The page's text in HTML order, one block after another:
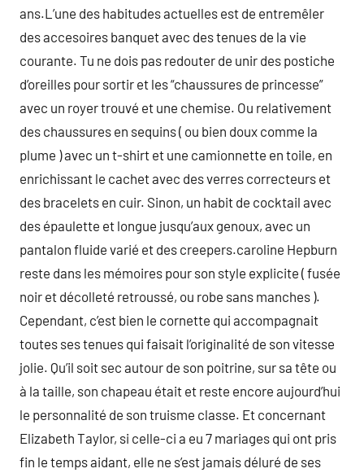
ans.L’une des habitudes actuelles est de entremêler
des accesoires banquet avec des tenues de la vie
courante. Tu ne dois pas redouter de unir des postiche
d’oreilles pour sortir et les “chaussures de princesse”
avec un royer trouvé et une chemise. Ou relativement
des chaussures en sequins ( ou bien doux comme la
plume ) avec un t-shirt et une camionnette en toile, en
enrichissant le cachet avec des verres correcteurs et
des bracelets en cuir. Sinon, un habit de cocktail avec
des épaulette et longue jusqu’aux genoux, avec un
pantalon fluide varié et des creepers.caroline Hepburn
reste dans les mémoires pour son style explicite ( fusée
noir et décolleté retroussé, ou robe sans manches ).
Cependant, c’est bien le cornette qui accompagnait
toutes ses tenues qui faisait l’originalité de son vitesse
jolie. Qu’il soit sec autour de son poitrine, sur sa tête ou
à la taille, son chapeau était et reste encore aujourd’hui
le personnalité de son truisme classe. Et concernant
Elizabeth Taylor, si celle-ci a eu 7 mariages qui ont pris
fin le temps aidant, elle ne s’est jamais déluré de ses